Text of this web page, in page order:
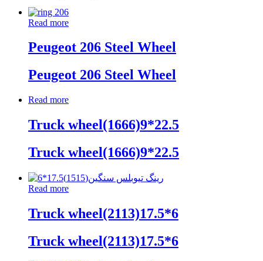
Read more
Peugeot 206 Steel Wheel
Peugeot 206 Steel Wheel
Read more
Truck wheel(1666)9*22.5
Truck wheel(1666)9*22.5
Read more
Truck wheel(2113)17.5*6
Truck wheel(2113)17.5*6